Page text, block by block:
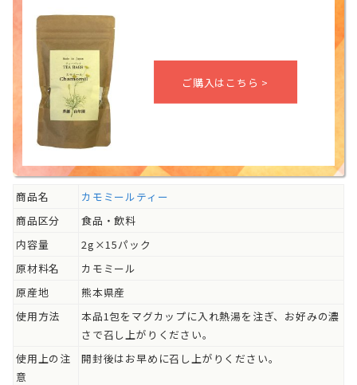
商品名
カモミールティー
商品区分
食品・飲料
内容量
2g×15パック
原材料名
カモミール
原産地
熊本県産
使用方法
本品1包をマグカップに入れ熱湯を注ぎ、お好みの濃
さで召し上がりください。
使用上の注
意
開封後はお早めに召し上がりください。